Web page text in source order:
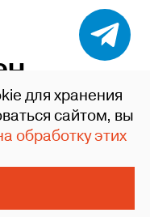
для хранения
сайтом, вы
обработку этих